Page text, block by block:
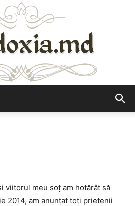
viitorul meu soț am hotărât să
2014, am anunțat toți prietenii